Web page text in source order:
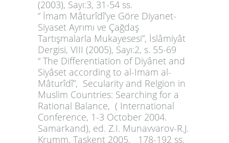
(2003), Sayı:3, 31-54 ss.
“ İmam Mâturîdî’ye Göre Diyanet-
Siyaset Ayrımı ve Çağdaş
Tartışmalarla Mukayesesi”, İslâmiyât
Dergisi, VIII (2005), Sayı:2, s. 55-69
“ The Differentiation of Diyânet and
Siyâset according to al-Imam al-
Mâturîdî”, Secularity and Relgion in
Muslim Countries: Searching for a
Rational Balance, ( International
Conference, 1-3 October 2004.
Samarkand), ed. Z.I. Munavvarov-R.J.
Krumm, Taşkent 2005, 178-192 ss.